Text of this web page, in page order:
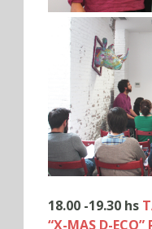
18.00 -19.30 hs
“X-MAS D-ECO”